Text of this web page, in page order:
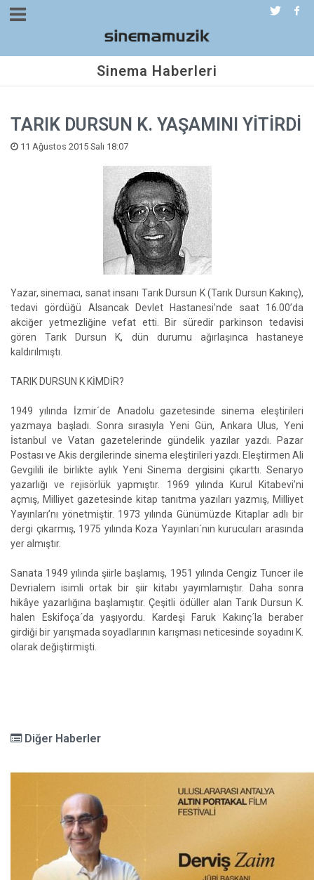
Sinema Haberleri
TARIK DURSUN K. YAŞAMINI YİTİRDİ
11 Ağustos 2015 Salı 18:07
Yazar, sinemacı, sanat insanı Tarık Dursun K (Tarık Dursun Kakınç),
tedavi gördüğü Alsancak Devlet Hastanesi’nde saat 16.00’da
akciğer yetmezliğine vefat etti. Bir süredir parkinson tedavisi
gören Tarık Dursun K, dün durumu ağırlaşınca hastaneye
kaldırılmıştı.
TARIK DURSUN K KİMDİR?
1949 yılında İzmir´de Anadolu gazetesinde sinema eleştirileri
yazmaya başladı. Sonra sırasıyla Yeni Gün, Ankara Ulus, Yeni
İstanbul ve Vatan gazetelerinde gündelik yazılar yazdı. Pazar
Postası ve Akis dergilerinde sinema eleştirileri yazdı. Eleştirmen Ali
Gevgilili ile birlikte aylık Yeni Sinema dergisini çıkarttı. Senaryo
yazarlığı ve rejisörlük yapmıştır. 1969 yılında Kurul Kitabevi’ni
açmış, Milliyet gazetesinde kitap tanıtma yazıları yazmış, Milliyet
Yayınları’nı yönetmiştir. 1973 yılında Günümüzde Kitaplar adlı bir
dergi çıkarmış, 1975 yılında Koza Yayınları´nın kurucuları arasında
yer almıştır.
Sanata 1949 yılında şiirle başlamış, 1951 yılında Cengiz Tuncer ile
Devrialem isimli ortak bir şiir kitabı yayımlamıştır. Daha sonra
hikâye yazarlığına başlamıştır. Çeşitli ödüller alan Tarık Dursun K.
halen Eskifoça´da yaşıyordu. Kardeşi Faruk Kakınç´la beraber
girdiği bir yarışmada soyadlarının karışması neticesinde soyadını K.
olarak değiştirmişti.
Diğer Haberler